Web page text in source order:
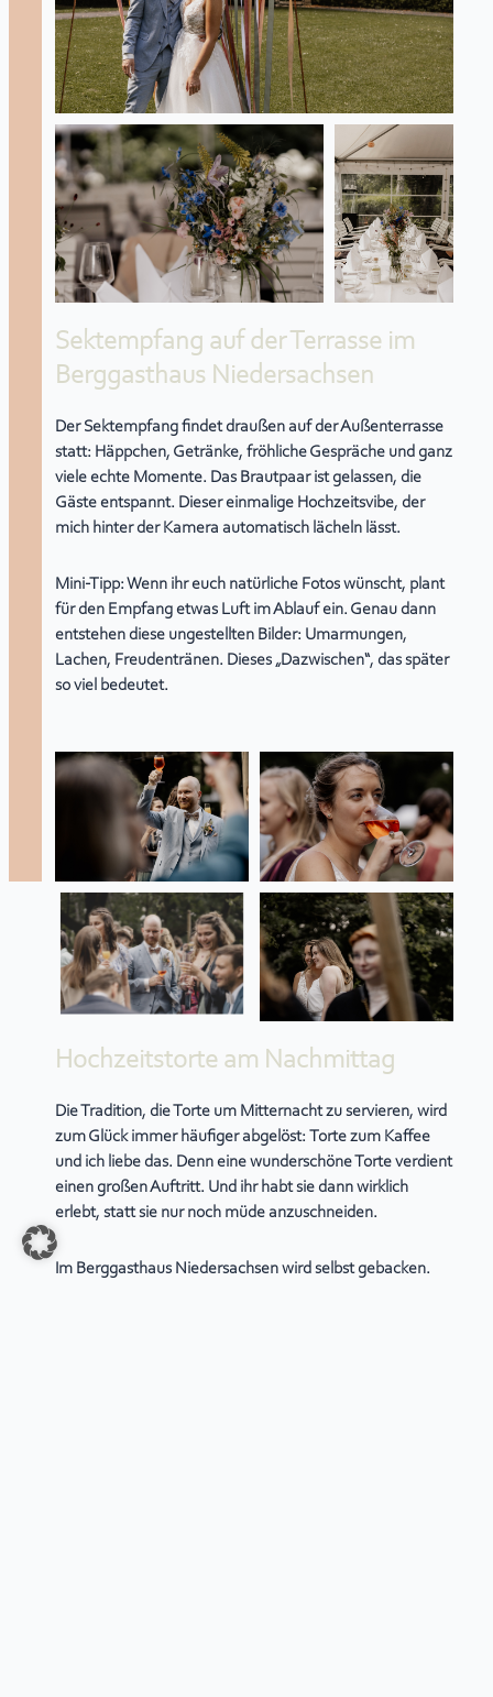
Sektempfang auf der Terrasse im
Berggasthaus Niedersachsen
Der Sektempfang findet draußen auf der Außenterrasse
statt: Häppchen, Getränke, fröhliche Gespräche und ganz
viele echte Momente. Das Brautpaar ist gelassen, die
Gäste entspannt. Dieser einmalige Hochzeitsvibe, der
mich hinter der Kamera automatisch lächeln lässt.
Mini-Tipp:Wenn ihr euch natürliche Fotos wünscht, plant
für den Empfang etwas Luft im Ablauf ein. Genau dann
entstehen diese ungestellten Bilder: Umarmungen,
Lachen, Freudentränen. Dieses „Dazwischen“, das später
so viel bedeutet.
Hochzeitstorte am Nachmittag
Die Tradition, die Torte um Mitternacht zu servieren, wird
zum Glück immer häufiger abgelöst:Torte zum Kaffee
und ich liebe das. Denn eine wunderschöne Torte verdient
einen großen Auftritt. Und ihr habt sie dann wirklich
erlebt, statt sie nur noch müde anzuschneiden.
Im Berggasthaus Niedersachsenwird selbst gebacken.